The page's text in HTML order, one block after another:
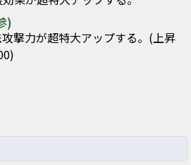
)
撃力が超特大アップする。(上昇